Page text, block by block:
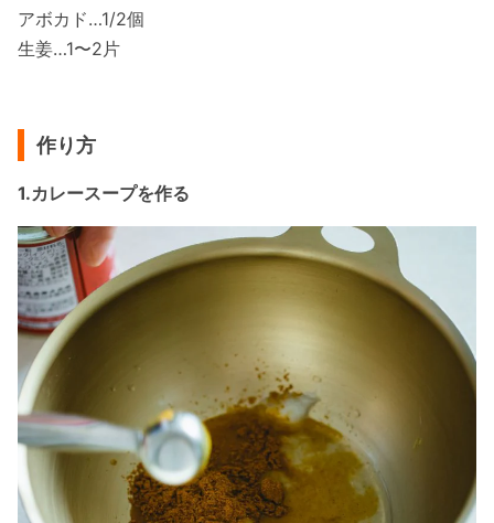
アボカド…1/2個
生姜…1〜2片
作り方
1.カレースープを作る